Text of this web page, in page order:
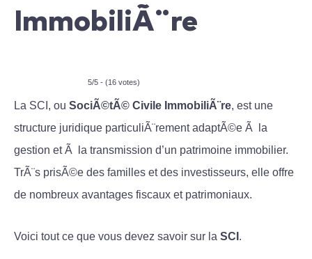
ImmobiliÃ¨re
5/5 - (16 votes)
La SCI, ou SociÃ©tÃ© Civile ImmobiliÃ¨re, est une
structure juridique particuliÃ¨rement adaptÃ©e Ã la
gestion et Ã la transmission d’un patrimoine immobilier.
TrÃ¨s prisÃ©e des familles et des investisseurs, elle offre
de nombreux avantages fiscaux et patrimoniaux.
Voici tout ce que vous devez savoir sur la SCI .